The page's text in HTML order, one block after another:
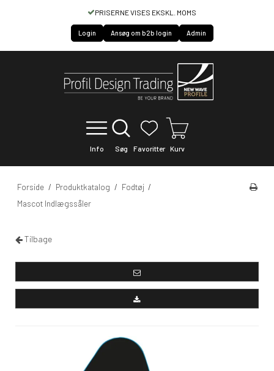
HURTIG SERVICE OF LEVERING
Login Ansøg om b2b login Admin
Info Søg Favoritter Kurv
Forside / Produktkatalog / Fodtøj /
Mascot Indlægssåler
Tilbage